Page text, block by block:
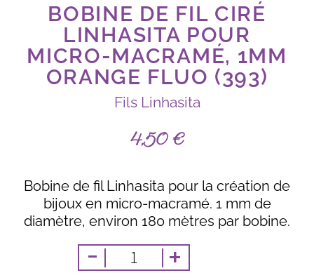
BOBINE DE FIL CIRÉ
LINHASITA POUR
MICRO-MACRAMÉ, 1MM
ORANGE FLUO (393)
Fils Linhasita
4,50€
Bobine de fil Linhasita pour la création de
bijoux en micro-macramé. 1 mm de
diamètre, environ 180 mètres par bobine.
- +